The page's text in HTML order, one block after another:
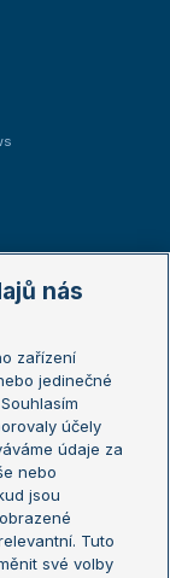
nás
zařízení
jedinečné
účely
údaje za
nebo
jsou
Tuto
své volby